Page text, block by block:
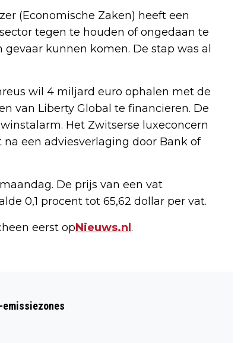
(Economische Zaken) heeft een
tegen te houden of ongedaan te
kunnen komen. De stap was al
wil 4 miljard euro ophalen met de
van Liberty Global te financieren. De
Het Zwitserse luxeconcern
een adviesverlaging door Bank of
maandag. De prijs van een vat
0,1 procent tot 65,62 dollar per vat.
eerst opNieuws.nl .
emissiezones